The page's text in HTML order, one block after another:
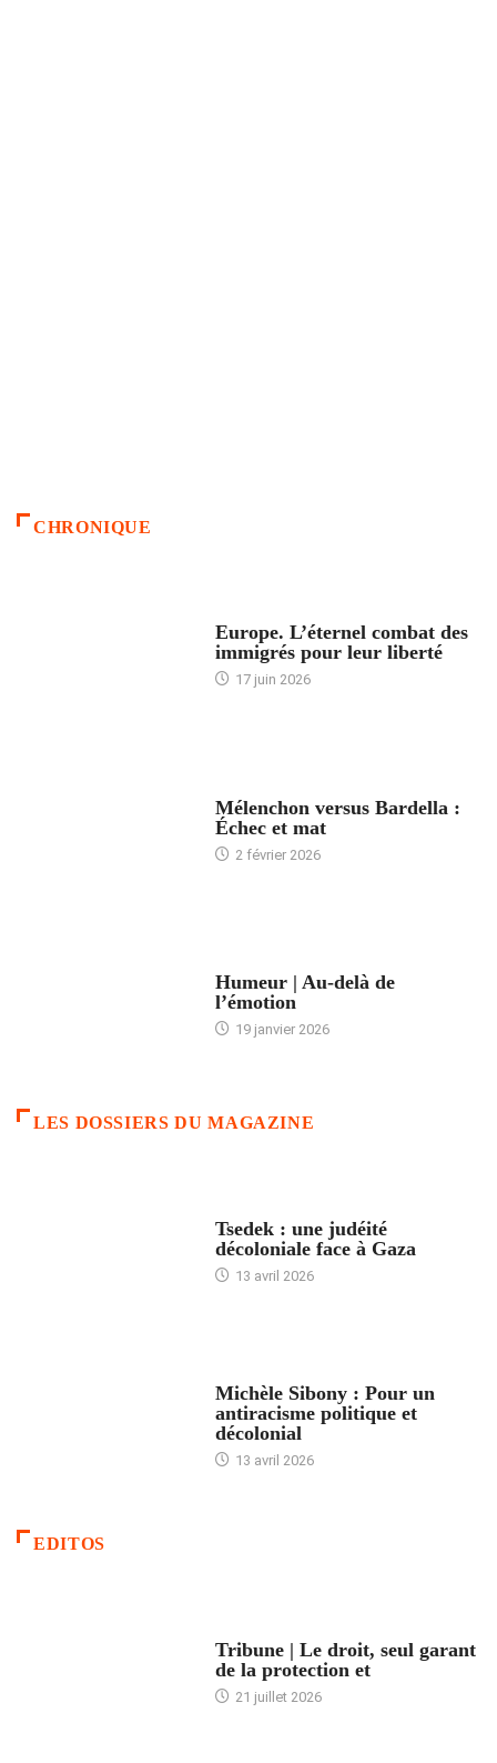
CHRONIQUE
Europe. L’éternel combat des
immigrés pour leur liberté
17 juin 2026
Mélenchon versus Bardella :
Échec et mat
2 février 2026
Humeur | Au-delà de
l’émotion
19 janvier 2026
LES DOSSIERS DU MAGAZINE
Tsedek : une judéité
décoloniale face à Gaza
13 avril 2026
Michèle Sibony : Pour un
antiracisme politique et
décolonial
13 avril 2026
EDITOS
Tribune | Le droit, seul garant
de la protection et
21 juillet 2026